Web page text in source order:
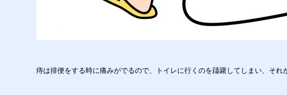
痔は排便をする時に痛みがでるので、トイレに行くのを躊躇してしまい、それ